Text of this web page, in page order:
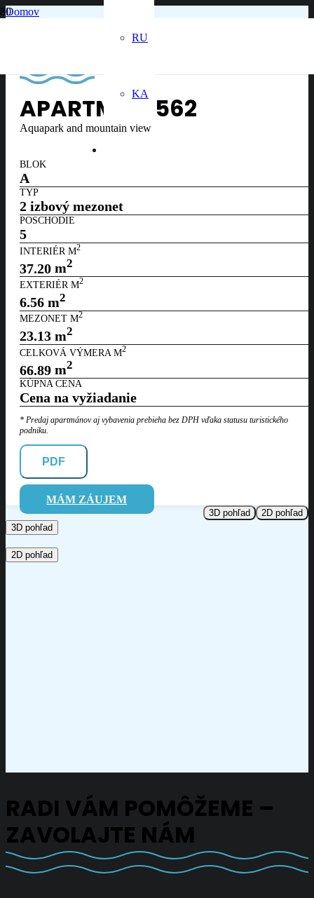
RU
KA
Domov
APARTMÁN 562
Aquapark and mountain view
BLOK
A
TYP
2 izbový mezonet
POSCHODIE
5
INTERIÉR M2
37.20 m2
EXTERIÉR M2
6.56 m2
MEZONET M2
23.13 m2
CELKOVÁ VÝMERA M2
66.89 m2
KÚPNA CENA
Cena na vyžiadanie
* Predaj apartmánov aj vybavenia prebieha bez DPH vďaka statusu turistického
podniku.
PDF
MÁM ZÁUJEM
3D pohľad
2D pohľad
3D pohľad
2D pohľad
RADI VÁM POMÔŽEME –
ZAVOLAJTE NÁM